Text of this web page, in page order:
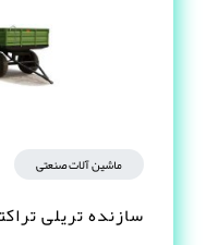
ماشین آلات صنعتی
سازنده تریلی